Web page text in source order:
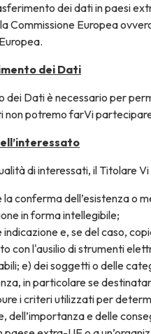
dei dati in paesi
Commissione Europea
dei Dati
dei Dati è necessario per
non potremo farVi
di interessati, il Titolare
conferma dell’esistenza o
in forma intellegibile;
e, se del caso,
con l'ausilio di strumenti
e) dei soggetti o delle
in particolare se
i criteri utilizzati per
dell’importanza e delle